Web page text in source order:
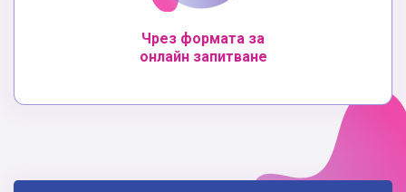
Чрез формата за
онлайн запитване